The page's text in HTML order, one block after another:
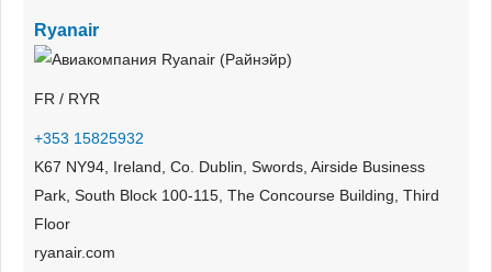
Ryanair
FR / RYR
+353 15825932
K67 NY94, Ireland, Co. Dublin, Swords, Airside Business
Park, South Block 100-115, The Concourse Building, Third
Floor
ryanair.com